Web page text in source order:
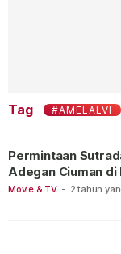
Tag #AMELALVI
Movie & TV - 2 tahun
Permintaan
Adegan Ciuman di